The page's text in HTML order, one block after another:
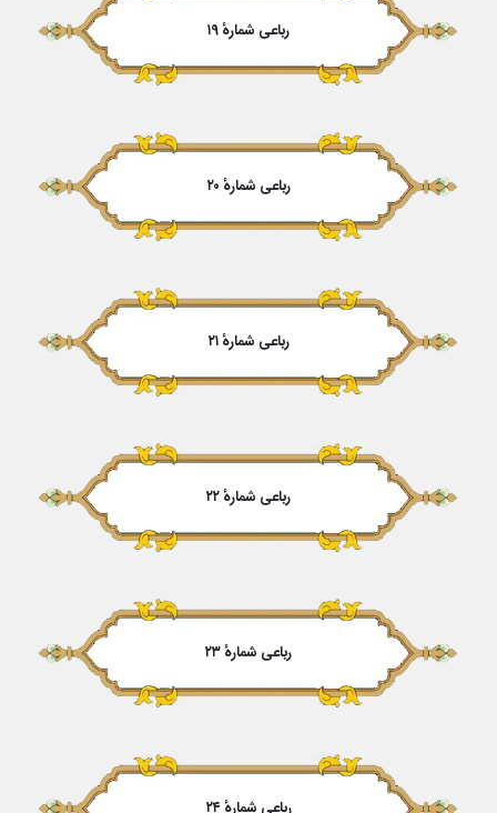
رباعی شمارهٔ ۱۹
رباعی شمارهٔ ۲۰
رباعی شمارهٔ ۲۱
رباعی شمارهٔ ۲۲
رباعی شمارهٔ ۲۳
رباعی شمارهٔ ۲۴